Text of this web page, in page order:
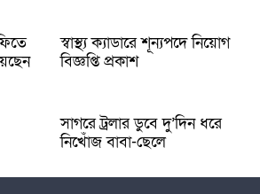
স্বাস্থ্য ক্যাডারে শূন্যপদে নিয়োগ
বিজ্ঞপ্তি প্রকাশ
সাগরে ট্রলার ডুবে দু’দিন ধরে
নিখোঁজ বাবা-ছেলে